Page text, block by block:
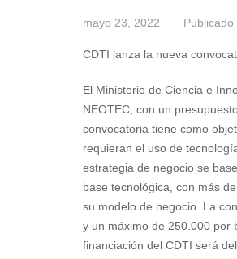
mayo 23, 2022 Publicado
CDTI lanza la nueva
El Ministerio de Ciencia e
NEOTEC, con un
convocatoria tiene como
requieran el uso de
estrategia de negocio se
base tecnológica, con más
su modelo de negocio. La
y un máximo de 250.000 por
financiación del CDTI será